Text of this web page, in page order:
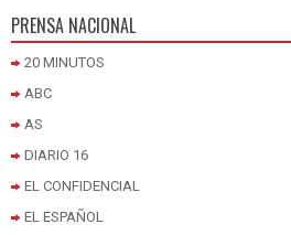
PRENSA NACIONAL
20 MINUTOS
ABC
AS
DIARIO 16
EL CONFIDENCIAL
EL ESPAÑOL